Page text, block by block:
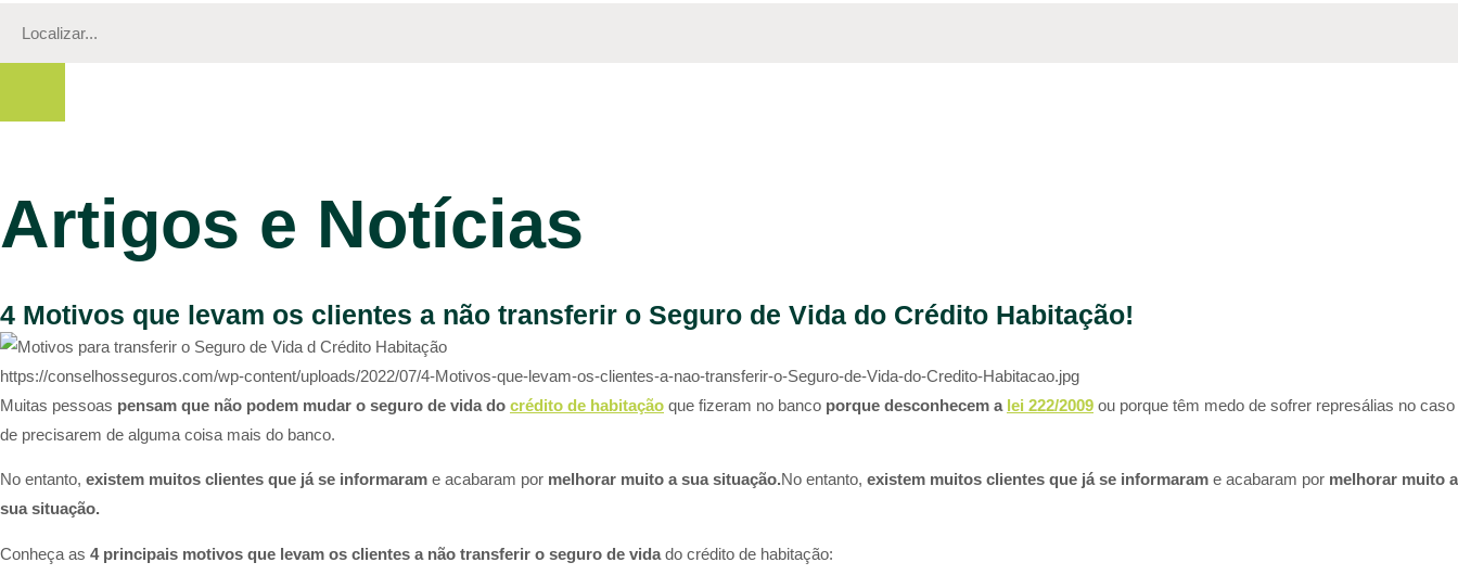
Artigos e Notícias
4 Motivos que levam os clientes a não transferir o Seguro de Vida do Crédito Habitação!
https://conselhosseguros.com/wp-content/uploads/2022/07/4-Motivos-que-levam-os-clientes-a-nao-transferir-o-Seguro-de-Vida-do-Credito-Habitacao.jpg
Muitas pessoas pensam que não podem mudar o seguro de vida do crédito de habitação que fizeram no banco porque desconhecem a lei 222/2009 ou porque têm medo de sofrer represálias no caso
de precisarem de alguma coisa mais do banco.​
No entanto, existem muitos clientes que já se informaram e acabaram por melhorar muito a sua situação.​No entanto, existem muitos clientes que já se informaram e acabaram por melhorar muito a
sua situação.
Conheça as 4 principais motivos que levam os clientes a não transferir o seguro de vidado crédito de habitação:​